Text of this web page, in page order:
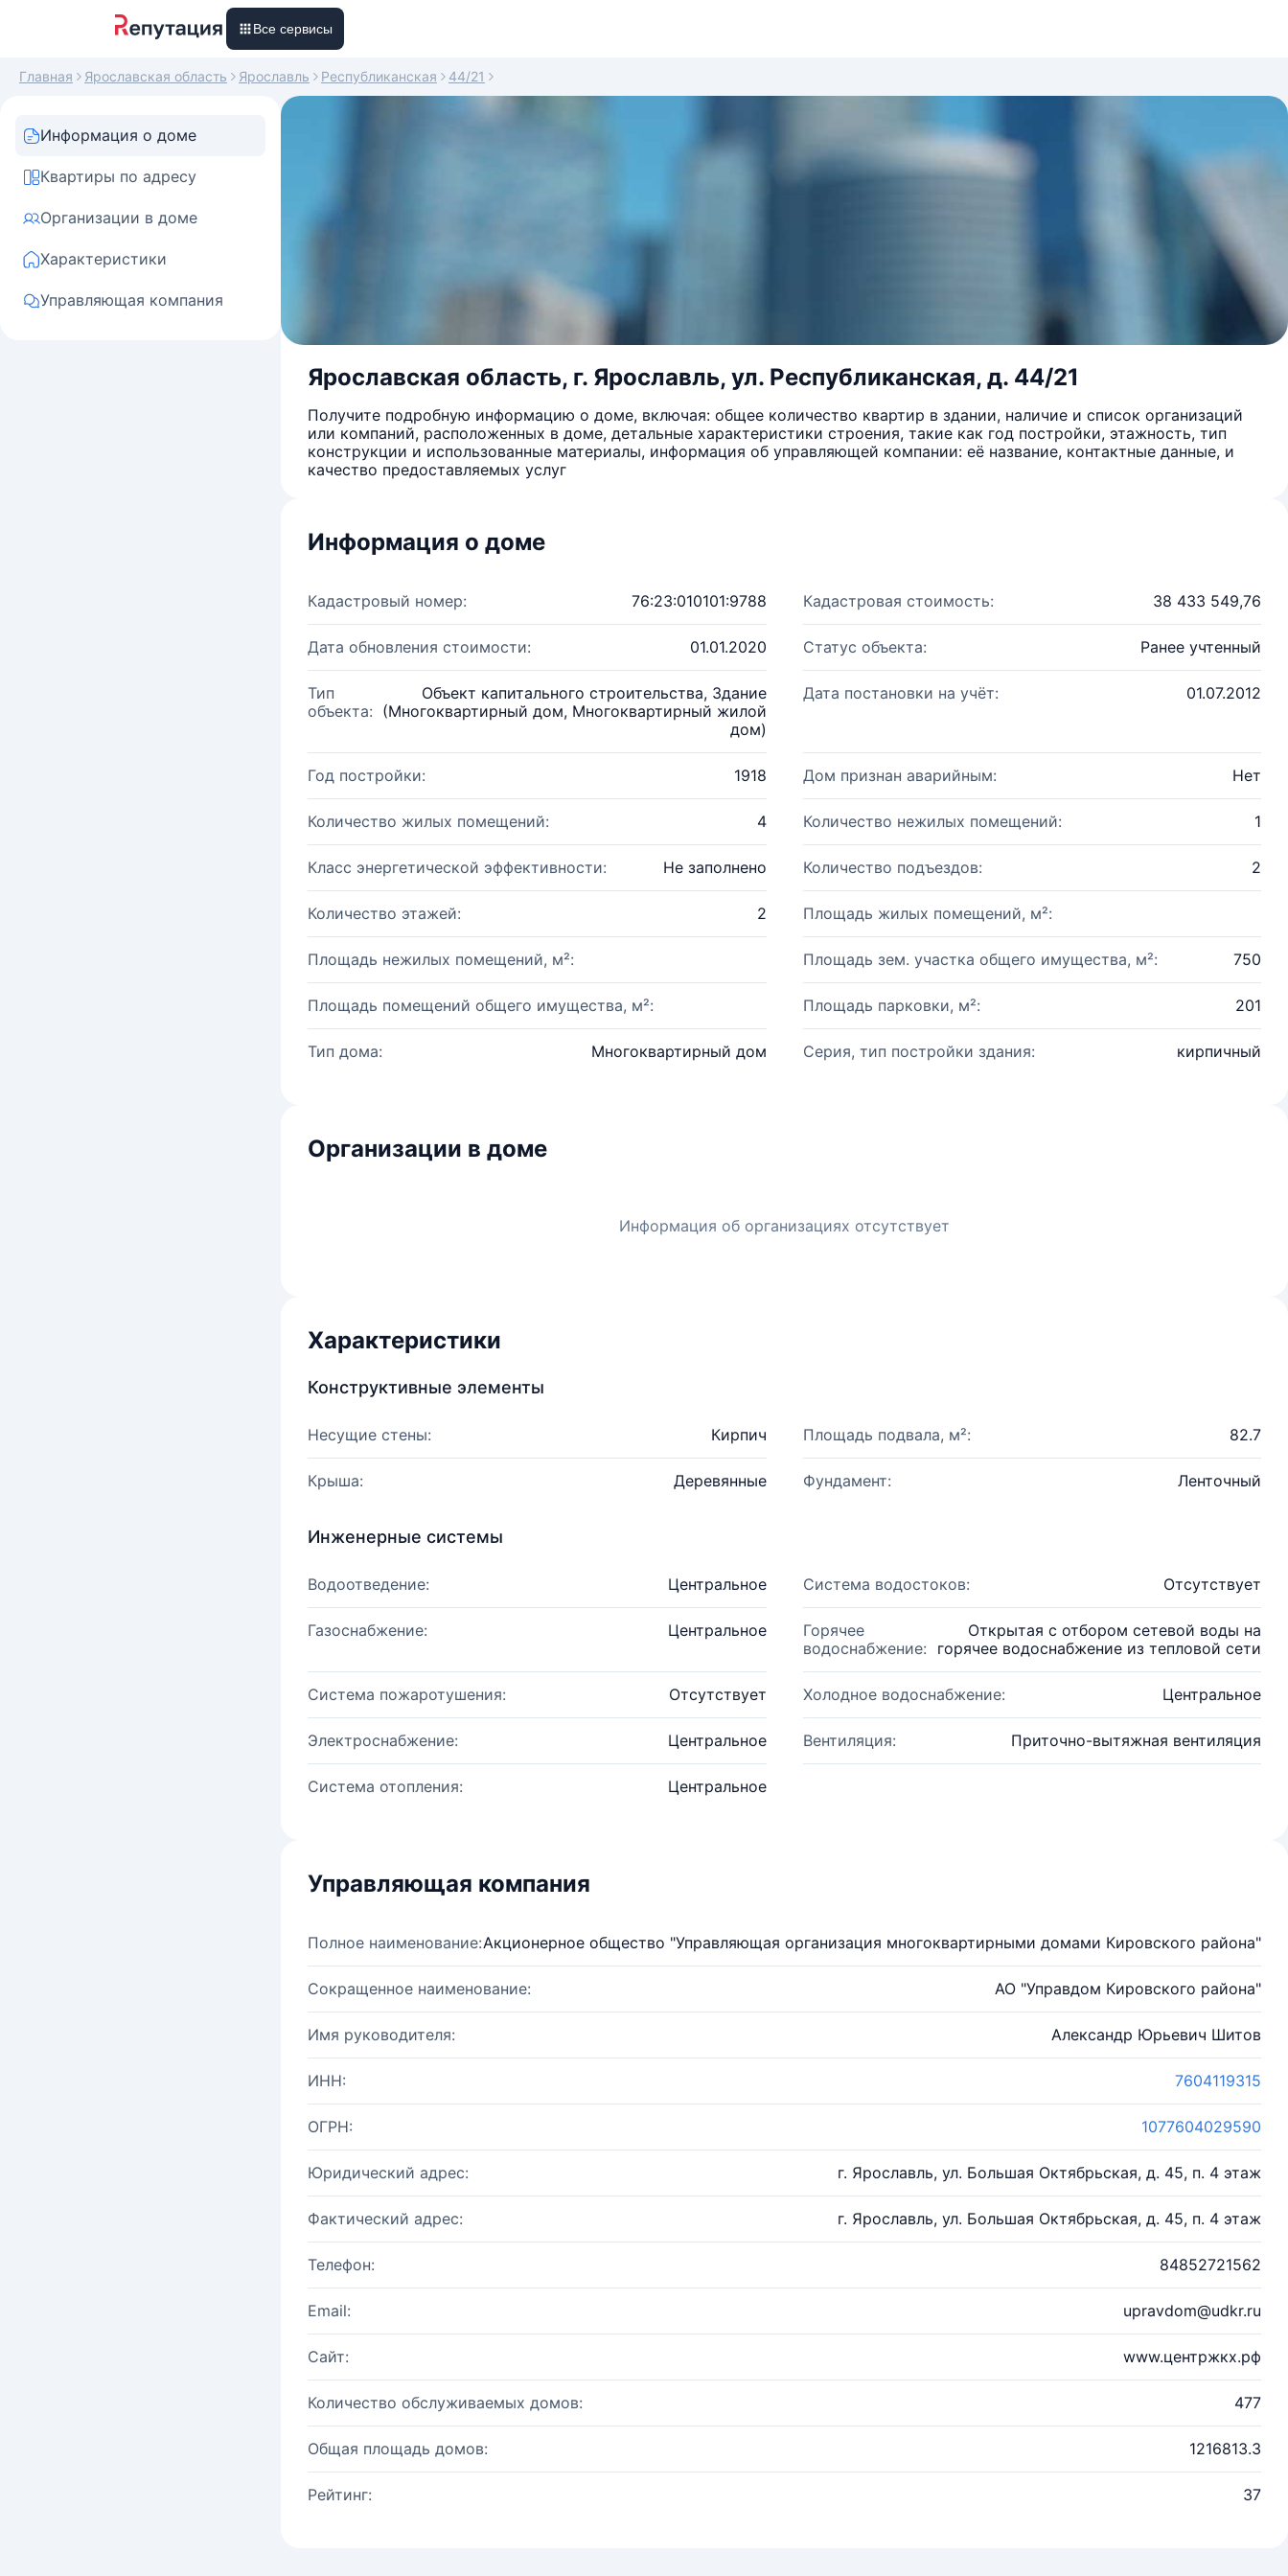
Все сервисы
Главная Ярославская область Ярославль Республиканская 44/21
Информация о доме
Квартиры по адресу
Организации в доме
Характеристики
Управляющая компания
Ярославская область, г. Ярославль, ул. Республиканская, д. 44/21
Получите подробную информацию о доме, включая: общее количество квартир в здании, наличие и список организаций
или компаний, расположенных в доме, детальные характеристики строения, такие как год постройки, этажность, тип
конструкции и использованные материалы, информация об управляющей компании: её название, контактные данные, и
качество предоставляемых услуг
Информация о доме
Кадастровый номер: 76:23:010101:9788 Кадастровая стоимость: 38 433 549,76
Дата обновления стоимости: 01.01.2020 Статус объекта: Ранее учтенный
Тип
объекта:
Объект капитального строительства, Здание
(Многоквартирный дом, Многоквартирный жилой
дом)
Дата постановки на учёт: 01.07.2012
Год постройки: 1918 Дом признан аварийным: Нет
Количество жилых помещений: 4 Количество нежилых помещений: 1
Класс энергетической эффективности: Не заполнено Количество подъездов: 2
Количество этажей: 2 Площадь жилых помещений, м²:
Площадь нежилых помещений, м²: Площадь зем. участка общего имущества, м²: 750
Площадь помещений общего имущества, м²: Площадь парковки, м²: 201
Тип дома: Многоквартирный дом Серия, тип постройки здания: кирпичный
Организации в доме
Информация об организациях отсутствует
Характеристики
Конструктивные элементы
Несущие стены: Кирпич Площадь подвала, м²: 82.7
Крыша: Деревянные Фундамент: Ленточный
Инженерные системы
Водоотведение: Центральное Система водостоков: Отсутствует
Газоснабжение: Центральное
Горячее
водоснабжение:
Открытая с отбором сетевой воды на
горячее водоснабжение из тепловой сети
Система пожаротушения: Отсутствует Холодное водоснабжение: Центральное
Электроснабжение: Центральное Вентиляция: Приточно-вытяжная вентиляция
Система отопления: Центральное
Управляющая компания
Полное наименование:Акционерное общество "Управляющая организация многоквартирными домами Кировского района"
Сокращенное наименование: АО "Управдом Кировского района"
Имя руководителя: Александр Юрьевич Шитов
ИНН: 7604119315
ОГРН: 1077604029590
Юридический адрес: г. Ярославль, ул. Большая Октябрьская, д. 45, п. 4 этаж
Фактический адрес: г. Ярославль, ул. Большая Октябрьская, д. 45, п. 4 этаж
Телефон: 84852721562
Email: upravdom@udkr.ru
Сайт: www.центржкх.рф
Количество обслуживаемых домов: 477
Общая площадь домов: 1216813.3
Рейтинг: 37